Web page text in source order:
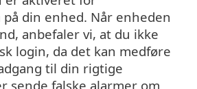
på din enhed. Når enheden
anbefaler vi, at du ikke
login, da det kan medføre
til din rigtige
sende falske alarmer om